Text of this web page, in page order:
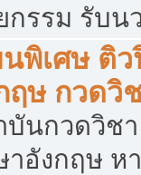
กรรม รับน
นพิเศษ ติ
ฤษ กวดวิ
บันกวดวิช
าอังกฤษ ห